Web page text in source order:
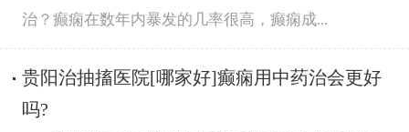
治？癫痫在数年内暴发的几率很高，癫痫成...
贵阳治抽搐医院[哪家好]癫痫用中药治会更好
吗?